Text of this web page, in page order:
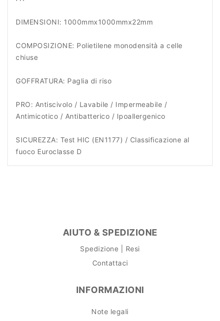
DIMENSIONI: 1000mmx1000mmx22mm
COMPOSIZIONE: Polietilene monodensità a celle
chiuse
GOFFRATURA: Paglia di riso
PRO: Antiscivolo / Lavabile / Impermeabile /
Antimicotico / Antibatterico / Ipoallergenico
SICUREZZA: Test HIC (EN1177) / Classificazione al
fuoco Euroclasse D
AIUTO & SPEDIZIONE
Spedizione | Resi
Contattaci
INFORMAZIONI
Note legali